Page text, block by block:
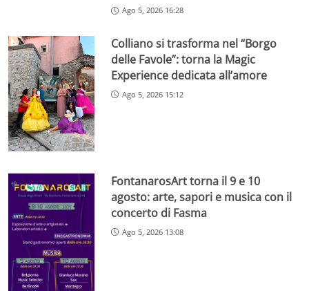
Ago 5, 2026 16:28
Colliano si trasforma nel “Borgo
delle Favole”: torna la Magic
Experience dedicata all’amore
Ago 5, 2026 15:12
FontanarosArt torna il 9 e 10
agosto: arte, sapori e musica con il
concerto di Fasma
Ago 5, 2026 13:08